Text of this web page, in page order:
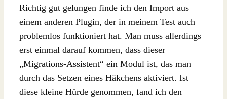
Richtig gut gelungen finde ich den Import aus
einem anderen Plugin, der in meinem Test auch
problemlos funktioniert hat. Man muss allerdings
erst einmal darauf kommen, dass dieser
„Migrations-Assistent“ ein Modul ist, das man
durch das Setzen eines Häkchens aktiviert. Ist
diese kleine Hürde genommen, fand ich den